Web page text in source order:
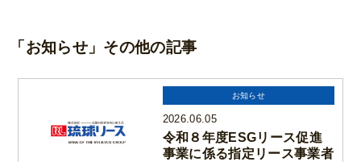
「お知らせ」その他の記事
お知らせ
2026.06.05
令和８年度ESGリース促進
事業に係る指定リース事業者